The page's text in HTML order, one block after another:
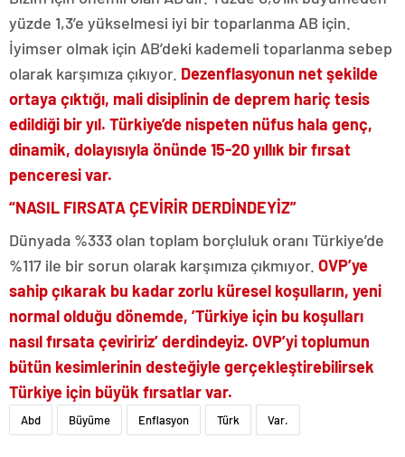
yüzde 1,3’e yükselmesi iyi bir toparlanma AB için.
İyimser olmak için AB’deki kademeli toparlanma sebep
olarak karşımıza çıkıyor. Dezenflasyonun net şekilde
ortaya çıktığı, mali disiplinin de deprem hariç tesis
edildiği bir yıl. Türkiye’de nispeten nüfus hala genç,
dinamik, dolayısıyla önünde 15-20 yıllık bir fırsat
penceresi var.
“NASIL FIRSATA ÇEVİRİR DERDİNDEYİZ”
Dünyada %333 olan toplam borçluluk oranı Türkiye’de
%117 ile bir sorun olarak karşımıza çıkmıyor. OVP’ye
sahip çıkarak bu kadar zorlu küresel koşulların, yeni
normal olduğu dönemde, ’Türkiye için bu koşulları
nasıl fırsata çeviririz’ derdindeyiz. OVP’yi toplumun
bütün kesimlerinin desteğiyle gerçekleştirebilirsek
Türkiye için büyük fırsatlar var.
Abd Büyüme Enflasyon Türk Var.